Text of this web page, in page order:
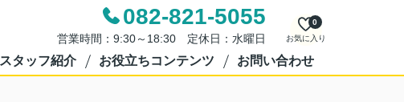
082-821-5055
営業時間：9:30～18:30 定休日：水曜日 お気に入り
0
スタッフ紹介 お役立ちコンテンツ お問い合わせ